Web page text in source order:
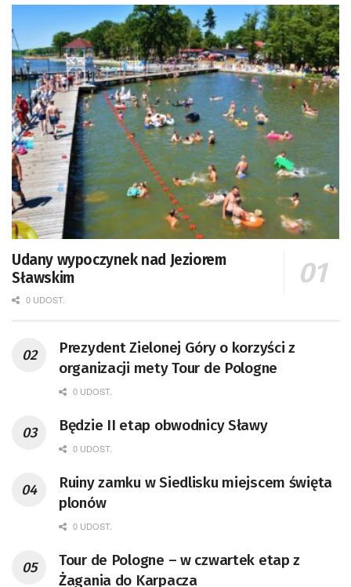
Udany wypoczynek nad Jeziorem
Sławskim
0 UDOST.
Prezydent Zielonej Góry o korzyści z
organizacji mety Tour de Pologne
0 UDOST.
Będzie II etap obwodnicy Sławy
0 UDOST.
Ruiny zamku w Siedlisku miejscem święta
plonów
0 UDOST.
Tour de Pologne – w czwartek etap z
Żagania do Karpacza